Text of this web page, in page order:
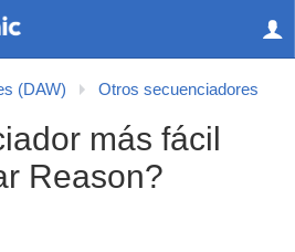
(DAW) Otros secuenciadores
más fácil
Reason?